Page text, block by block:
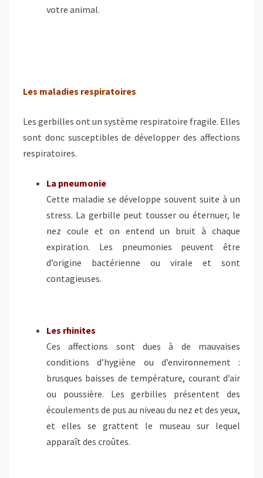
votre animal.
Les maladies respiratoires
Les gerbilles ont un système respiratoire fragile. Elles
sont donc susceptibles de développer des affections
respiratoires.
La pneumonie
Cette maladie se développe souvent suite à un
stress. La gerbille peut tousser ou éternuer, le
nez coule et on entend un bruit à chaque
expiration. Les pneumonies peuvent être
d’origine bactérienne ou virale et sont
contagieuses.
Les rhinites
Ces affections sont dues à de mauvaises
conditions d’hygiène ou d’environnement :
brusques baisses de température, courant d’air
ou poussière. Les gerbilles présentent des
écoulements de pus au niveau du nez et des yeux,
et elles se grattent le museau sur lequel
apparaît des croûtes.